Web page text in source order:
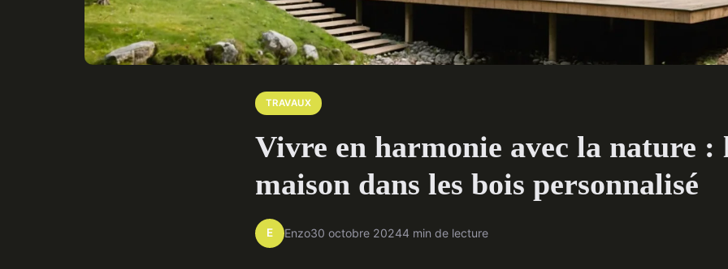
TRAVAUX
Vivre en harmonie avec la nature :
maison dans les bois personnalisé
E Enzo30 octobre 20244 min de lecture